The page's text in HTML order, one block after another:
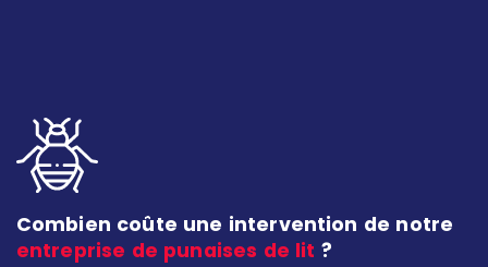
Combien coûte une intervention de notre
entreprise de punaises de lit ?